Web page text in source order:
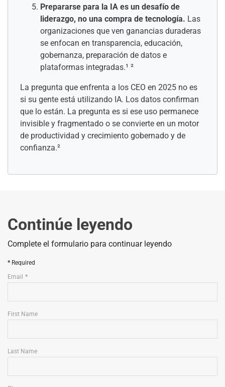
Prepararse para la IA es un desafío de
liderazgo, no una compra de tecnología. Las
organizaciones que ven ganancias duraderas
se enfocan en transparencia, educación,
gobernanza, preparación de datos e
plataformas integradas.¹ ²
La pregunta que enfrenta a los CEO en 2025 no es
si su gente está utilizando IA. Los datos confirman
que lo están. La pregunta es si ese uso permanece
invisible y fragmentado o se convierte en un motor
de productividad y crecimiento gobernado y de
confianza.²
Continúe leyendo
Complete el formulario para continuar leyendo
Required
Email
First Name
Last Name